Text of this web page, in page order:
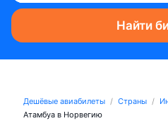
Найти
Дешёвые авиабилеты Страны
Атамбуа в Норвегию